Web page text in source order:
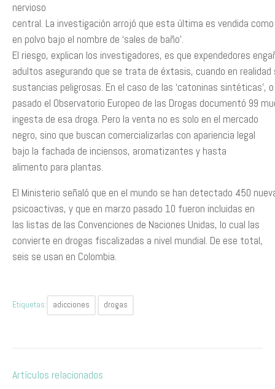
nervioso
central. La investigación arrojó que esta última es vendida
en polvo bajo el nombre de ‘sales de baño’.
El riesgo, explican los investigadores, es que expendedores
adultos asegurando que se trata de éxtasis, cuando en
sustancias peligrosas. En el caso de las ‘catoninas sintéticas’, o
pasado el Observatorio Europeo de las Drogas documentó 99
ingesta de esa droga. Pero la venta no es solo en el mercado
negro, sino que buscan comercializarlas con apariencia legal
bajo la fachada de inciensos, aromatizantes y hasta
alimento para plantas.
El Ministerio señaló que en el mundo se han detectado 450
psicoactivas, y que en marzo pasado 10 fueron incluidas en
las listas de las Convenciones de Naciones Unidas, lo cual las
convierte en drogas fiscalizadas a nivel mundial. De ese total,
seis se usan en Colombia.
Etiquetas: adicciones drogas
Artículos relacionados